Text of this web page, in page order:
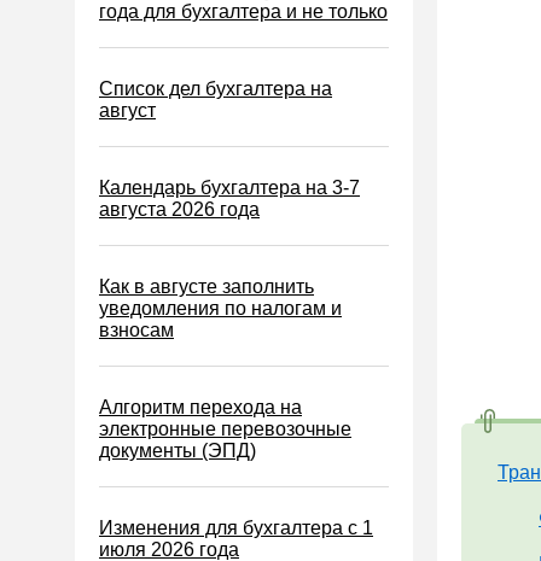
Водный налог
Экологический налог
Налог на игорный бизнес
Акцизы
Возврат и зачет налогов
Налоговые проверки
Ответственность
Статистика
Онлайн-кассы ККТ ККМ
Управленческий учет
года для бухгалтера и не только
Список дел бухгалтера на
август
Календарь бухгалтера на 3-7
августа 2026 года
Как в августе заполнить
уведомления по налогам и
взносам
Алгоритм перехода на
электронные перевозочные
документы (ЭПД)
Изменения для бухгалтера с 1
июля 2026 года